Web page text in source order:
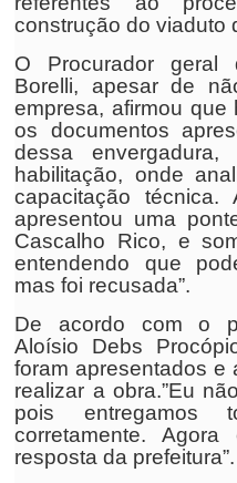
construção do viaduto
O Procurador geral
Borelli, apesar de
empresa, afirmou
os documentos
dessa
habilitação, onde
capacitação
apresentou uma
Cascalho Rico, e
entendendo que
mas foi recusada”.
De acordo com o
Aloísio Debs
foram apresentados e
realizar a obra.”Eu
pois entregamos
corretamente.
resposta da prefeitura”.